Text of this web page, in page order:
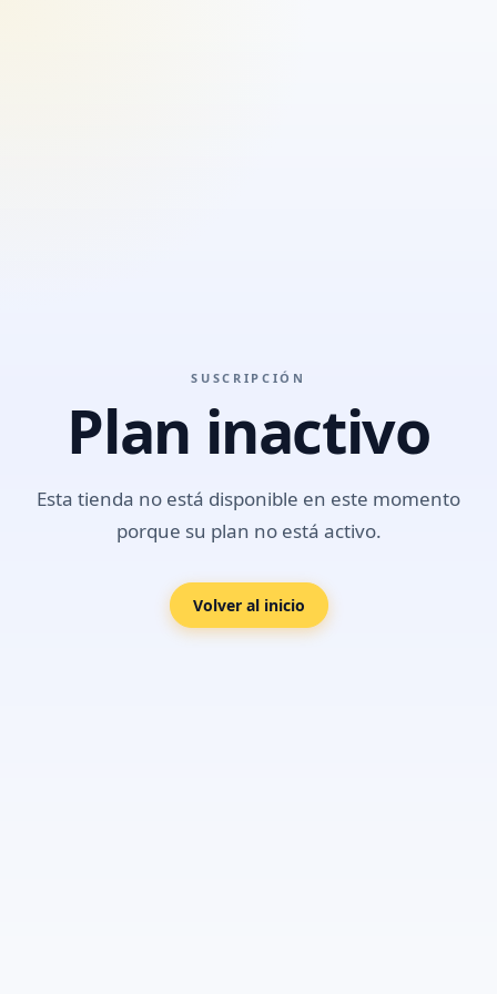
SUSCRIPCIÓN
Plan inactivo
Esta tienda no está disponible en este momento
porque su plan no está activo.
Volver al inicio